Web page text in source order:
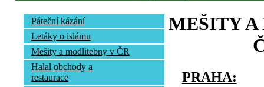
Páteční kázání
Letáky o islámu
Mešity a modlitebny v ČR
Halal obchody a
restaurace
MEŠITY
PRAHA: